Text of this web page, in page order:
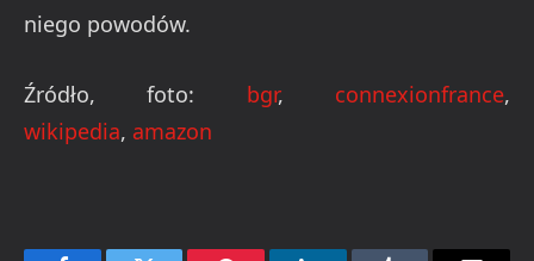
niego powodów.
Źródło, foto: bgr, connexionfrance,
wikipedia, amazon